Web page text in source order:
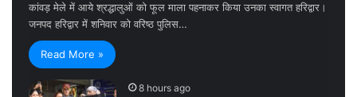
कांवड़ मेले में आये श्रद्धालुओं को फूल माला पहनाकर किया उनका स्वागत हरिद्वार।
जनपद हरिद्वार में शनिवार को वरिष्ठ पुलिस…
Read More »
8 hours ago